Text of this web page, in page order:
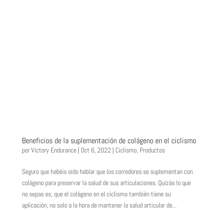
Beneficios de la suplementación de colágeno en el ciclismo
porVictory Endurance| Oct 6, 2022 | Ciclismo, Productos
Seguro que habéis oído hablar que los corredores se suplementan con
colágeno para preservar la salud de sus articulaciones. Quizás lo que
no sepas es, que el colágeno en el ciclismo también tiene su
aplicación, no solo a la hora de mantener la salud articular de...